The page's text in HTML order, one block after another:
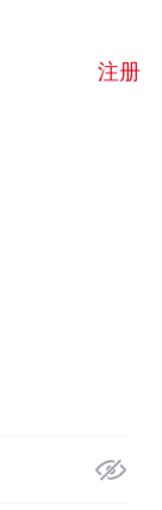
注册